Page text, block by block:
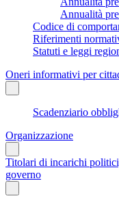
Annualità
Codice di
Riferimenti
Statuti e leggi
Oneri informativi per
Scadenziario
Organizzazione
Titolari di incarichi
governo